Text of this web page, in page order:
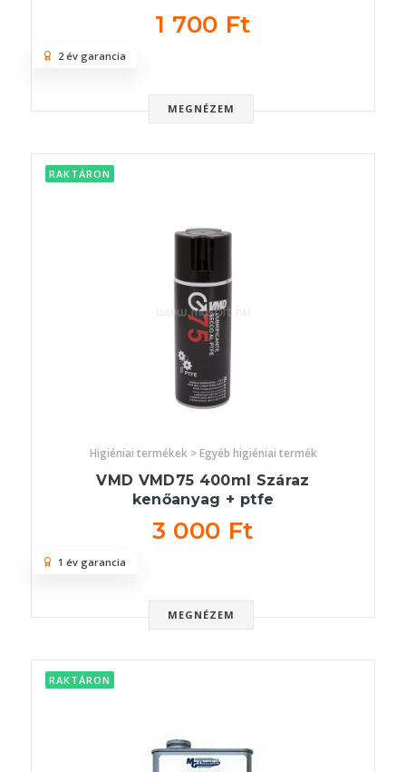
1 700 Ft
MEGNÉZEM
2 év garancia
RAKTÁRON
Higiéniai termékek > Egyéb higiéniai termék
VMD VMD75 400ml Száraz
kenőanyag + ptfe
3 000 Ft
MEGNÉZEM
1 év garancia
RAKTÁRON